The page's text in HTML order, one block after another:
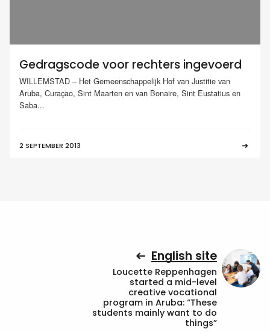
Gedragscode voor rechters ingevoerd
WILLEMSTAD – Het Gemeenschappelijk Hof van Justitie van
Aruba, Curaçao, Sint Maarten en van Bonaire, Sint Eustatius en
Saba...
2 SEPTEMBER 2013
English site
Loucette Reppenhagen
started a mid-level
creative vocational
program in Aruba: “These
students mainly want to do
things”